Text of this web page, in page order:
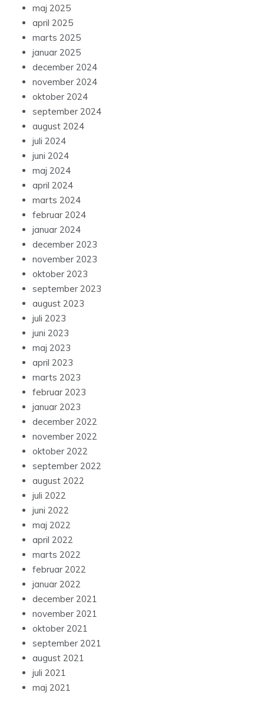
maj 2025
april 2025
marts 2025
januar 2025
december 2024
november 2024
oktober 2024
september 2024
august 2024
juli 2024
juni 2024
maj 2024
april 2024
marts 2024
februar 2024
januar 2024
december 2023
november 2023
oktober 2023
september 2023
august 2023
juli 2023
juni 2023
maj 2023
april 2023
marts 2023
februar 2023
januar 2023
december 2022
november 2022
oktober 2022
september 2022
august 2022
juli 2022
juni 2022
maj 2022
april 2022
marts 2022
februar 2022
januar 2022
december 2021
november 2021
oktober 2021
september 2021
august 2021
juli 2021
maj 2021